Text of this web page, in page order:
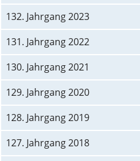
132. Jahrgang 2023
131. Jahrgang 2022
130. Jahrgang 2021
129. Jahrgang 2020
128. Jahrgang 2019
127. Jahrgang 2018